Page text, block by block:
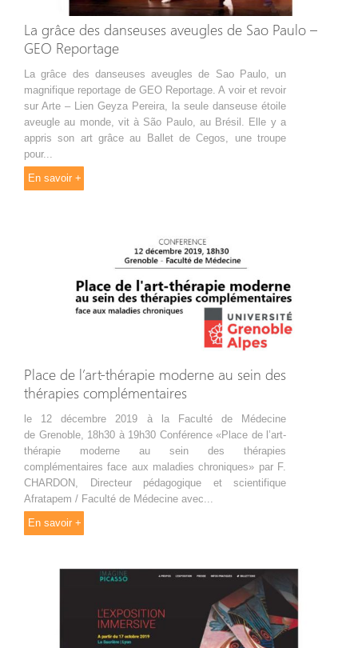
La grâce des danseuses aveugles de Sao Paulo –
GEO Reportage
La grâce des danseuses aveugles de Sao Paulo, un
magnifique reportage de GEO Reportage. A voir et revoir
sur Arte – Lien Geyza Pereira, la seule danseuse étoile
aveugle au monde, vit à São Paulo, au Brésil. Elle y a
appris son art grâce au Ballet de Cegos, une troupe
pour...
En savoir +
Place de l’art-thérapie moderne au sein des
thérapies complémentaires
le 12 décembre 2019 à la Faculté de Médecine
de Grenoble, 18h30 à 19h30 Conférence «Place de l’art-
thérapie moderne au sein des thérapies
complémentaires face aux maladies chroniques» par F.
CHARDON, Directeur pédagogique et scientifique
Afratapem / Faculté de Médecine avec...
En savoir +